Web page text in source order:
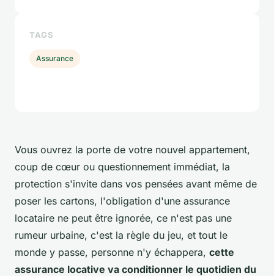
Vous ouvrez la porte de votre nouvel appartement,
coup de cœur ou questionnement immédiat, la
protection s'invite dans vos pensées avant même de
poser les cartons, l'obligation d'une assurance
locataire ne peut être ignorée, ce n'est pas une
rumeur urbaine, c'est la règle du jeu, et tout le
monde y passe, personne n'y échappera, cette
assurance locative va conditionner le quotidien du
TAGS
Assurance